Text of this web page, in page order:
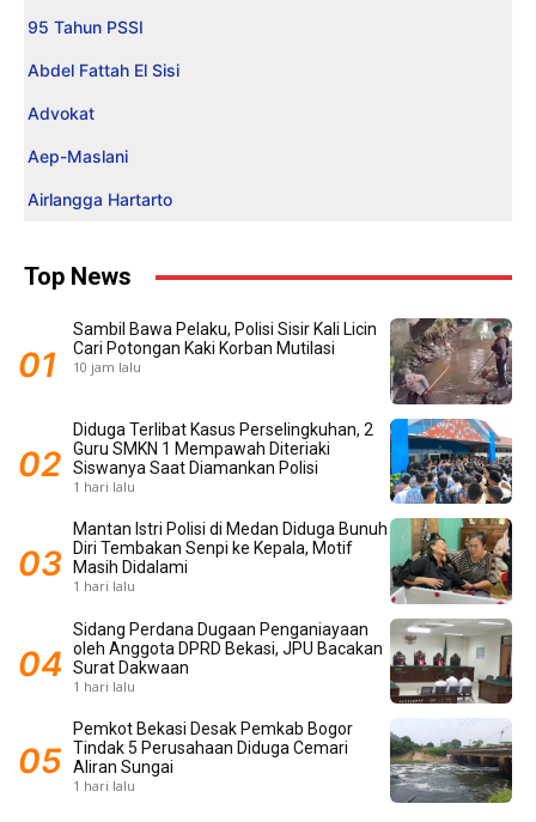
95 Tahun PSSI
Abdel Fattah El Sisi
Advokat
Aep-Maslani
Airlangga Hartarto
Top News
Sambil Bawa Pelaku, Polisi Sisir Kali Licin
Cari Potongan Kaki Korban Mutilasi
10 jam lalu
Diduga Terlibat Kasus Perselingkuhan, 2
Guru SMKN 1 Mempawah Diteriaki
Siswanya Saat Diamankan Polisi
1 hari lalu
Mantan Istri Polisi di Medan Diduga Bunuh
Diri Tembakan Senpi ke Kepala, Motif
Masih Didalami
1 hari lalu
Sidang Perdana Dugaan Penganiayaan
oleh Anggota DPRD Bekasi, JPU Bacakan
Surat Dakwaan
1 hari lalu
Pemkot Bekasi Desak Pemkab Bogor
Tindak 5 Perusahaan Diduga Cemari
Aliran Sungai
1 hari lalu